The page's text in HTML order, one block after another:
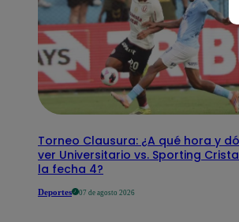
Torneo Clausura: ¿A qué hora y
ver Universitario vs. Sporting
la fecha 4?
Deportes 07 de agosto 2026